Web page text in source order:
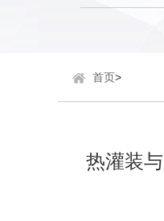
首页>
热灌装